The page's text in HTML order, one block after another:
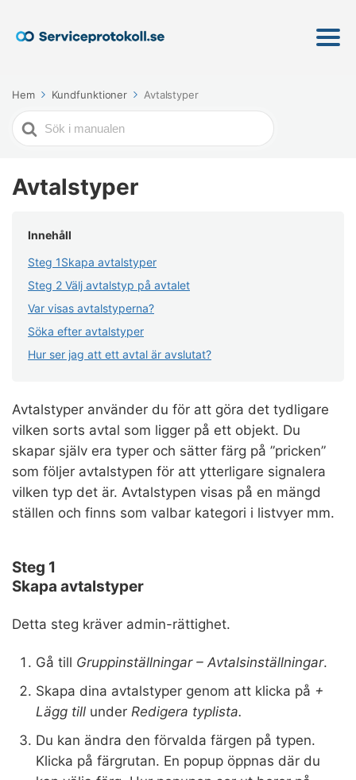
Hem Kundfunktioner Avtalstyper
Söker
efter
Avtalstyper
Innehåll
Steg 1Skapa avtalstyper
Steg 2 Välj avtalstyp på avtalet
Var visas avtalstyperna?
Söka efter avtalstyper
Hur ser jag att ett avtal är avslutat?
Avtalstyper använder du för att göra det tydligare
vilken sorts avtal som ligger på ett objekt. Du
skapar själv era typer och sätter färg på ”pricken”
som följer avtalstypen för att ytterligare signalera
vilken typ det är. Avtalstypen visas på en mängd
ställen och finns som valbar kategori i listvyer mm.
Steg 1
Skapa avtalstyper
Detta steg kräver admin-rättighet.
Gå till Gruppinställningar – Avtalsinställningar.
Skapa dina avtalstyper genom att klicka på +
Lägg till under Redigera typlista.
Du kan ändra den förvalda färgen på typen.
Klicka på färgrutan. En popup öppnas där du